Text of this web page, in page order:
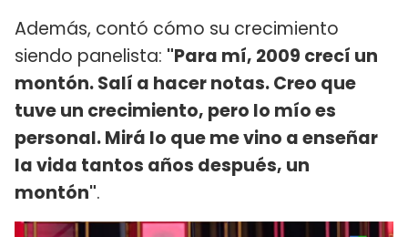
Además, contó cómo su crecimiento
siendo panelista: "Para mí, 2009 crecí un
montón. Salí a hacer notas. Creo que
tuve un crecimiento, pero lo mío es
personal. Mirá lo que me vino a enseñar
la vida tantos años después, un
montón".